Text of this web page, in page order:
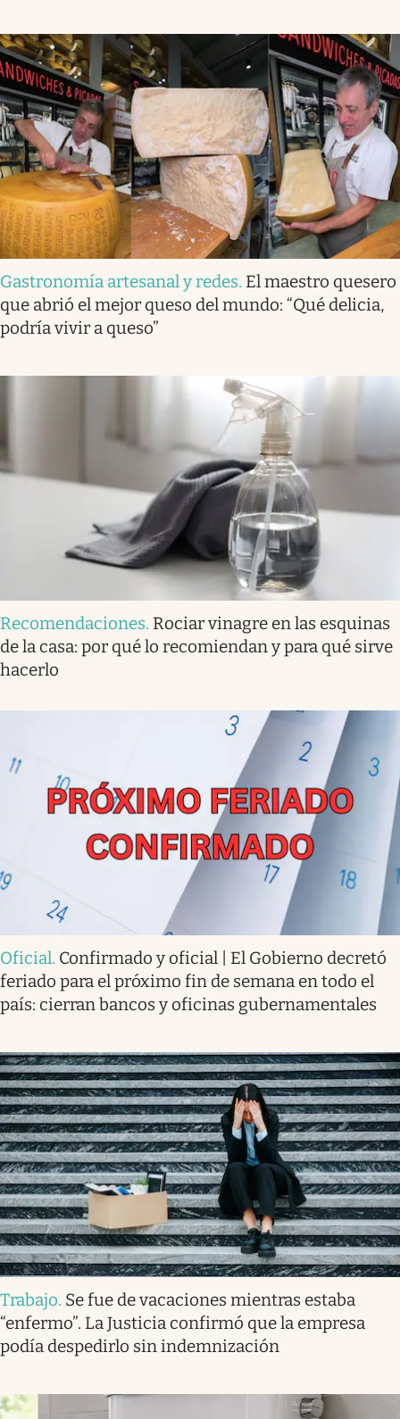
Gastronomía artesanal y redes. El maestro quesero
que abrió el mejor queso del mundo: “Qué delicia,
podría vivir a queso”
Recomendaciones. Rociar vinagre en las esquinas
de la casa: por qué lo recomiendan y para qué sirve
hacerlo
Oficial. Confirmado y oficial | El Gobierno decretó
feriado para el próximo fin de semana en todo el
país: cierran bancos y oficinas gubernamentales
Trabajo. Se fue de vacaciones mientras estaba
“enfermo”. La Justicia confirmó que la empresa
podía despedirlo sin indemnización